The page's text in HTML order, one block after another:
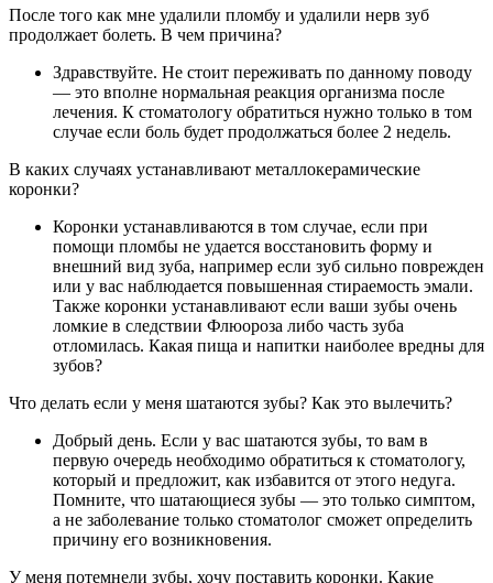
После того как мне удалили пломбу и удалили нерв зуб
продолжает болеть. В чем причина?
Здравствуйте. Не стоит переживать по данному поводу
— это вполне нормальная реакция организма после
лечения. К стоматологу обратиться нужно только в том
случае если боль будет продолжаться более 2 недель.
В каких случаях устанавливают металлокерамические
коронки?
Коронки устанавливаются в том случае, если при
помощи пломбы не удается восстановить форму и
внешний вид зуба, например если зуб сильно поврежден
или у вас наблюдается повышенная стираемость эмали.
Также коронки устанавливают если ваши зубы очень
ломкие в следствии Флюороза либо часть зуба
отломилась. Какая пища и напитки наиболее вредны для
зубов?
Что делать если у меня шатаются зубы? Как это вылечить?
Добрый день. Если у вас шатаются зубы, то вам в
первую очередь необходимо обратиться к стоматологу,
который и предложит, как избавится от этого недуга.
Помните, что шатающиеся зубы — это только симптом,
а не заболевание только стоматолог сможет определить
причину его возникновения.
У меня потемнели зубы, хочу поставить коронки. Какие